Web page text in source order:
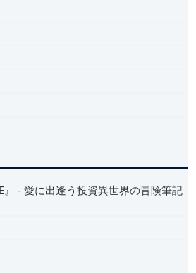
』 ‐ 愛に出逢う投資異世界の冒険筆記